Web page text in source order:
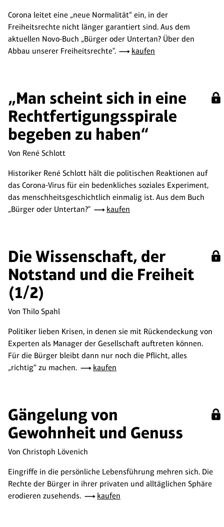
Corona leitet eine „neue Normalität“ ein, in der
Freiheitsrechte nicht länger garantiert sind. Aus dem
aktuellen Novo-Buch „Bürger oder Untertan? Über den
Abbau unserer Freiheitsrechte".
kaufen
„Man scheint sich in eine
Rechtfertigungsspirale
begeben zu haben“
Von René Schlott
Historiker René Schlott hält die politischen Reaktionen auf
das Corona-Virus für ein bedenkliches soziales Experiment,
das menschheitsgeschichtlich einmalig ist. Aus dem Buch
„Bürger oder Untertan?"
kaufen
Die Wissenschaft, der
Notstand und die Freiheit
(1/2)
Von Thilo Spahl
Politiker lieben Krisen, in denen sie mit Rückendeckung von
Experten als Manager der Gesellschaft auftreten können.
Für die Bürger bleibt dann nur noch die Pflicht, alles
„richtig“ zu machen.
kaufen
Gängelung von
Gewohnheit und Genuss
Von Christoph Lövenich
Eingriffe in die persönliche Lebensführung mehren sich. Die
Rechte der Bürger in ihrer privaten und alltäglichen Sphäre
erodieren zusehends.
kaufen